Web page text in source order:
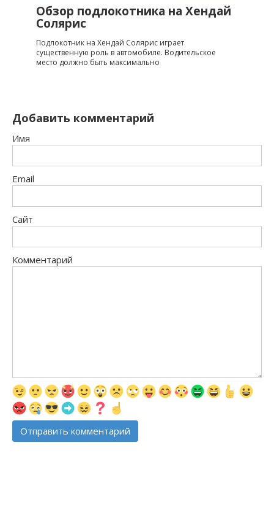
Обзор подлокотника на Хендай
Солярис
Подлокотник на Хендай Солярис играет
существенную роль в автомобиле. Водительское
место должно быть максимально
Добавить комментарий
Имя
Email
Сайт
Комментарий